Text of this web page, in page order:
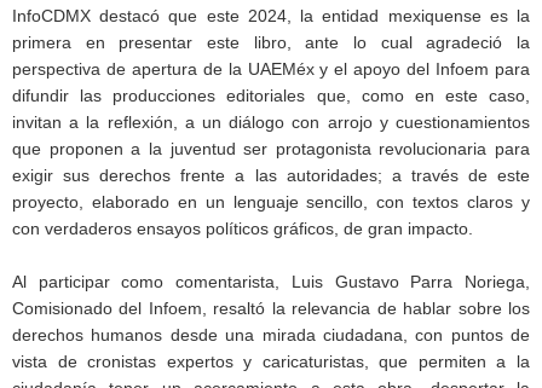
InfoCDMX destacó que este 2024, la entidad mexiquense es la
primera en presentar este libro, ante lo cual agradeció la
perspectiva de apertura de la UAEMéx y el apoyo del Infoem para
difundir las producciones editoriales que, como en este caso,
invitan a la reflexión, a un diálogo con arrojo y cuestionamientos
que proponen a la juventud ser protagonista revolucionaria para
exigir sus derechos frente a las autoridades; a través de este
proyecto, elaborado en un lenguaje sencillo, con textos claros y
con verdaderos ensayos políticos gráficos, de gran impacto.
Al participar como comentarista, Luis Gustavo Parra Noriega,
Comisionado del Infoem, resaltó la relevancia de hablar sobre los
derechos humanos desde una mirada ciudadana, con puntos de
vista de cronistas expertos y caricaturistas, que permiten a la